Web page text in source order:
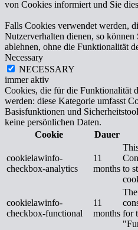
von Cookies informiert und Sie
Falls Cookies verwendet werden,
Nutzerverhalten dienen, so können
ablehnen, ohne die Funktionalität
Necessary
NECESSARY
immer aktiv
Cookies, die für die Funktionalität
werden: diese Kategorie umfasst
Basisfunktionen und
keine persönlichen Daten.
Cookie
Dauer
cookielawinfo-
checkbox-analytics
11
months to
cookielawinfo-
checkbox-functional
11
months for